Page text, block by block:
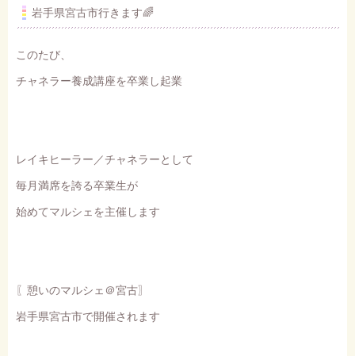
岩手県宮古市行きます🌈
このたび、
チャネラー養成講座を卒業し起業
レイキヒーラー／チャネラーとして
毎月満席を誇る卒業生が
始めてマルシェを主催します
〖憩いのマルシェ＠宮古〗
岩手県宮古市で開催されます